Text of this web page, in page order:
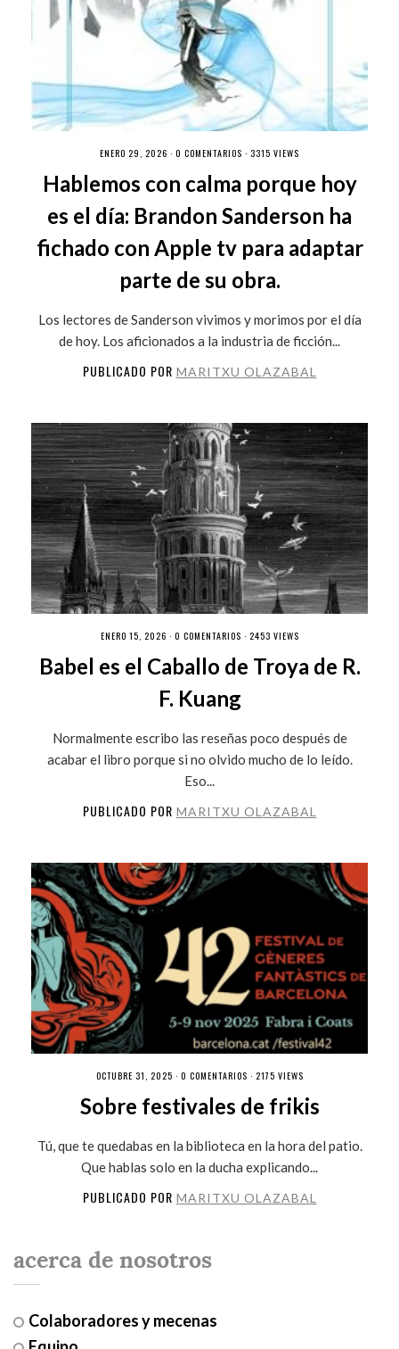
ENERO 29, 2026 · 0 COMENTARIOS · 3315 VIEWS
Hablemos con calma porque hoy
es el día: Brandon Sanderson ha
fichado con Apple tv para adaptar
parte de su obra.
Los lectores de Sanderson vivimos y morimos por el día
de hoy. Los aficionados a la industria de ficción...
PUBLICADO POR MARITXU OLAZABAL
ENERO 15, 2026 · 0 COMENTARIOS · 2453 VIEWS
Babel es el Caballo de Troya de R.
F. Kuang
Normalmente escribo las reseñas poco después de
acabar el libro porque si no olvido mucho de lo leído.
Eso...
PUBLICADO POR MARITXU OLAZABAL
OCTUBRE 31, 2025 · 0 COMENTARIOS · 2175 VIEWS
Sobre festivales de frikis
Tú, que te quedabas en la biblioteca en la hora del patio.
Que hablas solo en la ducha explicando...
PUBLICADO POR MARITXU OLAZABAL
acerca de nosotros
Colaboradores y mecenas